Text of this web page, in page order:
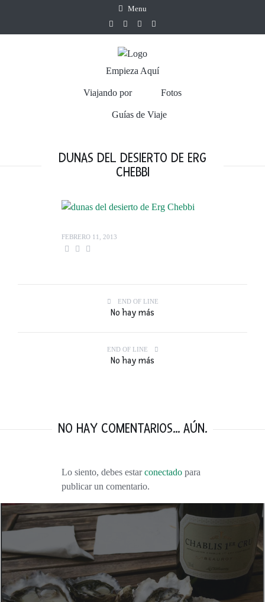
Menu
Empieza Aquí
Viajando por Fotos
Guías de Viaje
DUNAS DEL DESIERTO DE ERG
CHEBBI
FEBRERO 11, 2013
END OF LINE
No hay más
END OF LINE
No hay más
NO HAY COMENTARIOS... AÚN.
Lo siento, debes estarconectado para
publicar un comentario.